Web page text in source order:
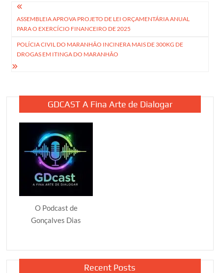
Navegação
de
Post
ASSEMBLEIA APROVA PROJETO DE LEI ORÇAMENTÁRIA ANUAL
PARA O EXERCÍCIO FINANCEIRO DE 2025
POLÍCIA CIVIL DO MARANHÃO INCINERA MAIS DE 300KG DE
DROGAS EM ITINGA DO MARANHÃO
GDCAST A Fina Arte de Dialogar
O Podcast de
Gonçalves Dias
Recent Posts